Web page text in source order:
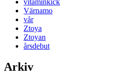
vitaminkick
Värnamo
vår
Ztoya
Ztoyan
årsdebut
Arkiv